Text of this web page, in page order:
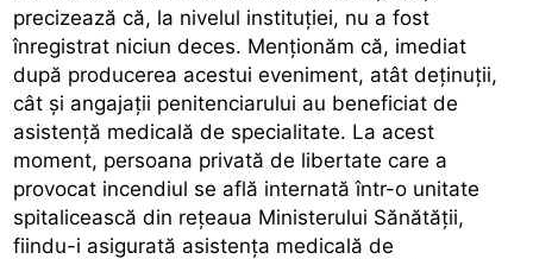
precizează că, la nivelul instituției, nu a fost
înregistrat niciun deces. Menționăm că, imediat
după producerea acestui eveniment, atât deținuții,
cât și angajații penitenciarului au beneficiat de
asistență medicală de specialitate. La acest
moment, persoana privată de libertate care a
provocat incendiul se află internată într-o unitate
spitalicească din rețeaua Ministerului Sănătății,
fiindu-i asigurată asistența medicală de